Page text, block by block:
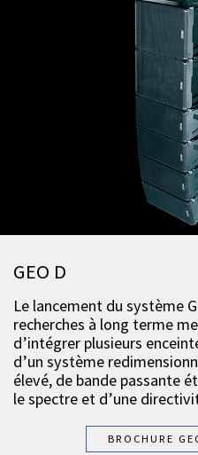
GEO D
Le lancement du système
recherches à long terme
d’intégrer plusieurs
d’un système
élevé, de bande passante
le spectre et d’une
BROCHURE